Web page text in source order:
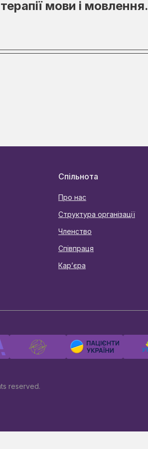
мови і мовлення.
Спільнота
Про нас
Структура організації
Членство
Співпраця
Карʼєра
reserved.